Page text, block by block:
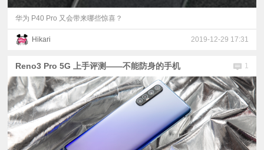
华为 P40 Pro 又会带来哪些惊喜？
Hikari 2019-12-29 17:31
Reno3 Pro 5G 上手评测——不能防身的手机 1